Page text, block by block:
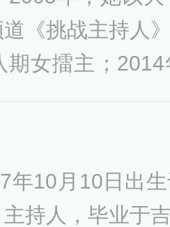
表现女主持人奖
《挑战主持人
期女擂主；
快报》、《舞
2022年主
年10月10日出
持人，毕业于